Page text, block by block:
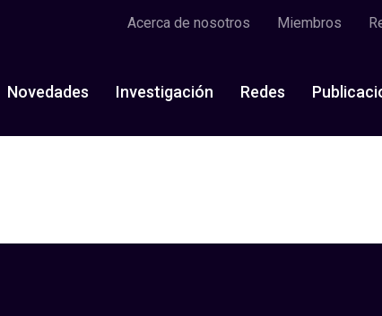
Acerca de nosotros Miembros
Novedades Investigación Redes